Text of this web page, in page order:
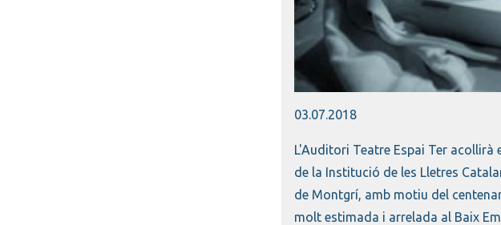
03.07.2018
L'Auditori Teatre Espai Ter
de la Institució de les Lletres
de Montgrí, amb motiu del
molt estimada i arrelada al Baix